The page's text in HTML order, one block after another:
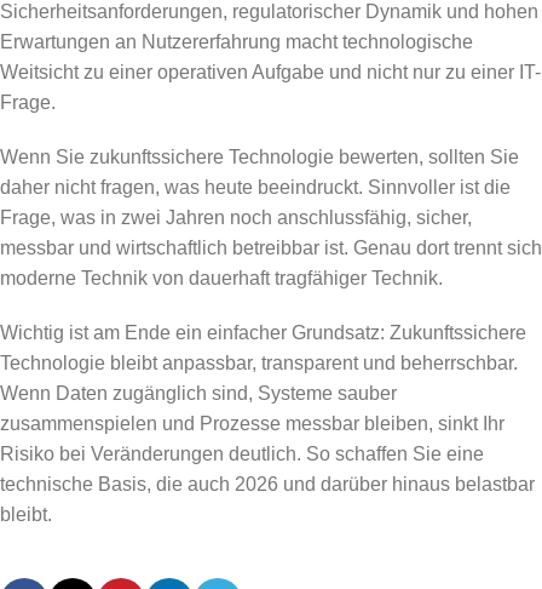
Sicherheitsanforderungen, regulatorischer Dynamik und hohen
Erwartungen an Nutzererfahrung macht technologische
Weitsicht zu einer operativen Aufgabe und nicht nur zu einer IT-
Frage.
Wenn Sie zukunftssichere Technologie bewerten, sollten Sie
daher nicht fragen, was heute beeindruckt. Sinnvoller ist die
Frage, was in zwei Jahren noch anschlussfähig, sicher,
messbar und wirtschaftlich betreibbar ist. Genau dort trennt sich
moderne Technik von dauerhaft tragfähiger Technik.
Wichtig ist am Ende ein einfacher Grundsatz: Zukunftssichere
Technologie bleibt anpassbar, transparent und beherrschbar.
Wenn Daten zugänglich sind, Systeme sauber
zusammenspielen und Prozesse messbar bleiben, sinkt Ihr
Risiko bei Veränderungen deutlich. So schaffen Sie eine
technische Basis, die auch 2026 und darüber hinaus belastbar
bleibt.